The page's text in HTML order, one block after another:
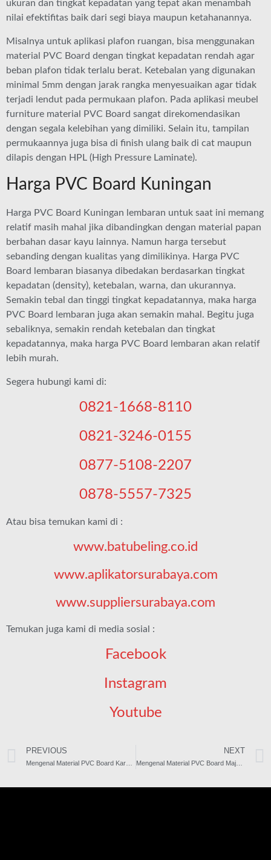
ukuran dan tingkat kepadatan yang tepat akan menambah
nilai efektifitas baik dari segi biaya maupun ketahanannya.
Misalnya untuk aplikasi plafon ruangan, bisa menggunakan
material PVC Board dengan tingkat kepadatan rendah agar
beban plafon tidak terlalu berat. Ketebalan yang digunakan
minimal 5mm dengan jarak rangka menyesuaikan agar tidak
terjadi lendut pada permukaan plafon. Pada aplikasi meubel
furniture material PVC Board sangat direkomendasikan
dengan segala kelebihan yang dimiliki. Selain itu, tampilan
permukaannya juga bisa di finish ulang baik di cat maupun
dilapis dengan HPL (High Pressure Laminate).
Harga PVC Board Kuningan
Harga PVC Board Kuningan lembaran untuk saat ini memang
relatif masih mahal jika dibandingkan dengan material papan
berbahan dasar kayu lainnya. Namun harga tersebut
sebanding dengan kualitas yang dimilikinya. Harga PVC
Board lembaran biasanya dibedakan berdasarkan tingkat
kepadatan (density), ketebalan, warna, dan ukurannya.
Semakin tebal dan tinggi tingkat kepadatannya, maka harga
PVC Board lembaran juga akan semakin mahal. Begitu juga
sebaliknya, semakin rendah ketebalan dan tingkat
kepadatannya, maka harga PVC Board lembaran akan relatif
lebih murah.
Segera hubungi kami di:
0821-1668-8110
0821-3246-0155
0877-5108-2207
0878-5557-7325
Atau bisa temukan kami di :
www.batubeling.co.id
www.aplikatorsurabaya.com
www.suppliersurabaya.com
Temukan juga kami di media sosial :
Facebook
Instagram
Youtube
PREVIOUS NEXT
Mengenal Material PVC Board Majalengka Lebih Jauh